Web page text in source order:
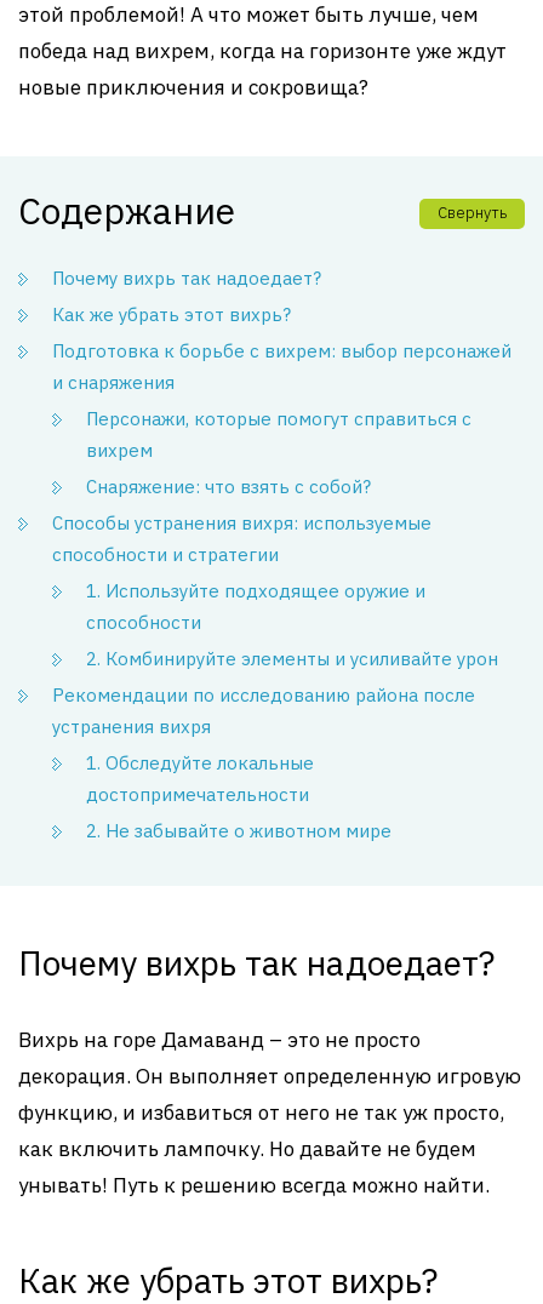
этой проблемой! А что может быть лучше, чем
победа над вихрем, когда на горизонте уже ждут
новые приключения и сокровища?
Содержание Свернуть
Почему вихрь так надоедает?
Как же убрать этот вихрь?
Подготовка к борьбе с вихрем: выбор персонажей
и снаряжения
Персонажи, которые помогут справиться с
вихрем
Снаряжение: что взять с собой?
Способы устранения вихря: используемые
способности и стратегии
1. Используйте подходящее оружие и
способности
2. Комбинируйте элементы и усиливайте урон
Рекомендации по исследованию района после
устранения вихря
1. Обследуйте локальные
достопримечательности
2. Не забывайте о животном мире
Почему вихрь так надоедает?
Вихрь на горе Дамаванд – это не просто
декорация. Он выполняет определенную игровую
функцию, и избавиться от него не так уж просто,
как включить лампочку. Но давайте не будем
унывать! Путь к решению всегда можно найти.
Как же убрать этот вихрь?